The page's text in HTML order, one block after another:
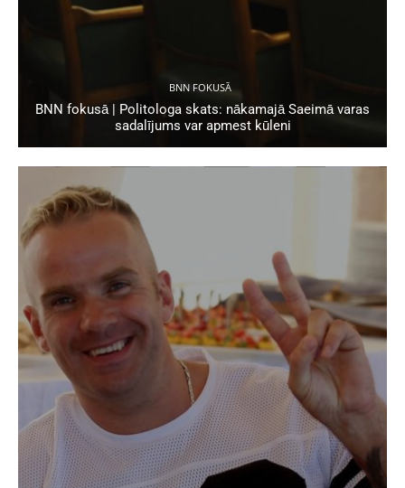
BNN FOKUSĀ
BNN fokusā | Politologa skats: nākamajā Saeimā varas
sadalījums var apmest kūleni